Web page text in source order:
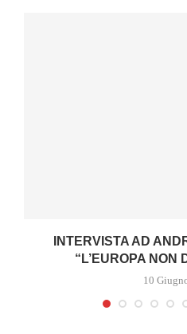
INTERVISTA AD
“L’EUROPA NON
10